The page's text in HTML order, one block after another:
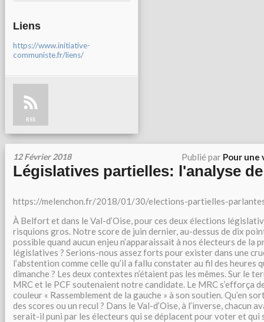
Liens
https://www.initiative-
communiste.fr/liens/
RSS
12 Février 2018 Publié par Pour une
Législatives partielles: l'analyse
https://melenchon.fr/2018/01/30/elections-partielles-
À Belfort et dans le Val-d’Oise, pour ces deux élections
risquions gros. Notre score de juin dernier, au-dessus de dix
possible quand aucun enjeu n’apparaissait à nos électeurs de la
législatives ? Serions-nous assez forts pour exister dans une
l’abstention comme celle qu’il a fallu constater au fil des heures
dimanche ? Les deux contextes n’étaient pas les mêmes. Sur le
MRC et le PCF soutenaient notre candidate. Le MRC s’efforça
couleur « Rassemblement de la gauche » à son soutien. Qu’en
des scores ou un recul ? Dans le Val-d’Oise, à l’inverse, chacun
serait-il puni par les électeurs qui se déplacent pour voter et qui